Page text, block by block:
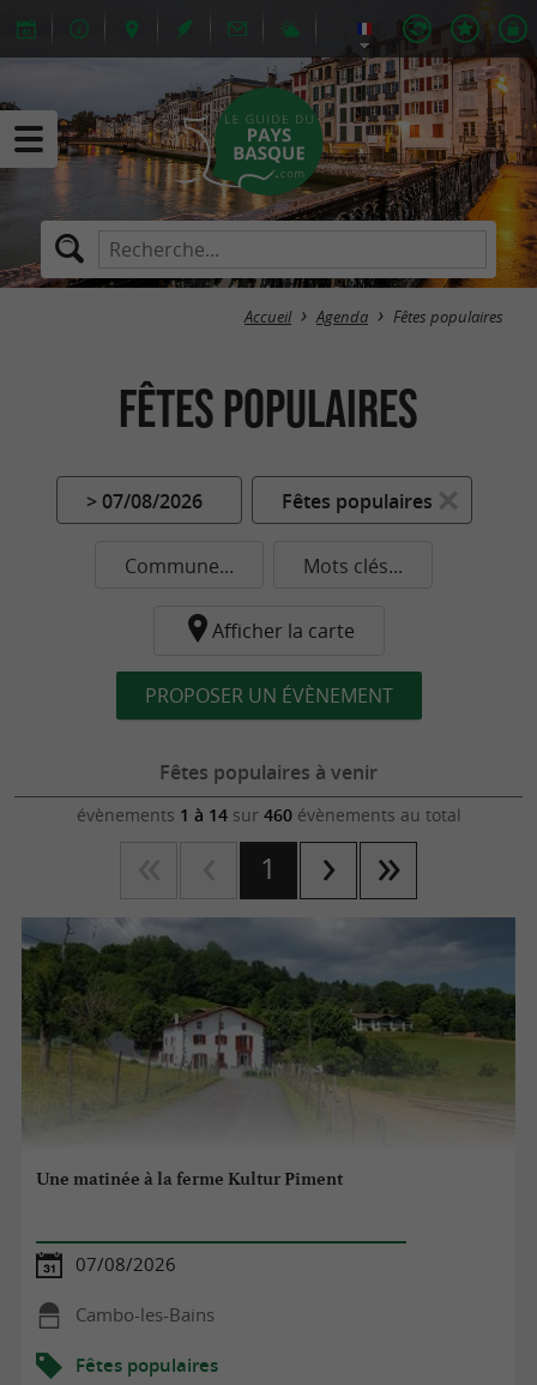
Accueil Agenda Fêtes populaires
Fêtes populaires
> 07/08/2026 Fêtes populaires
Commune... Mots clés...
Afficher la carte
PROPOSER UN ÉVÈNEMENT
Fêtes populaires à venir
évènements 1 à 14sur 460évènements au total
1
Une matinée à la ferme Kultur Piment
07/08/2026
Cambo-les-Bains
Fêtes populaires